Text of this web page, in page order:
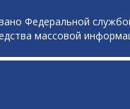
Федеральной
массовой